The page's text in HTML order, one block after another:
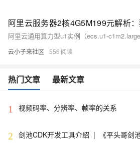
云小子来社区 556
热门文章 最新文章
1 视频码率、分辨率、帧率的关系
2 剑池CDK开发工具介绍  |  《平头哥剑